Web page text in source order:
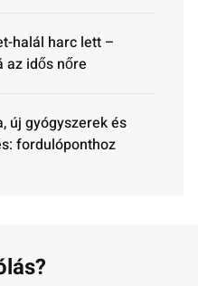
halál harc lett –
az idős nőre
új gyógyszerek és
fordulóponthoz